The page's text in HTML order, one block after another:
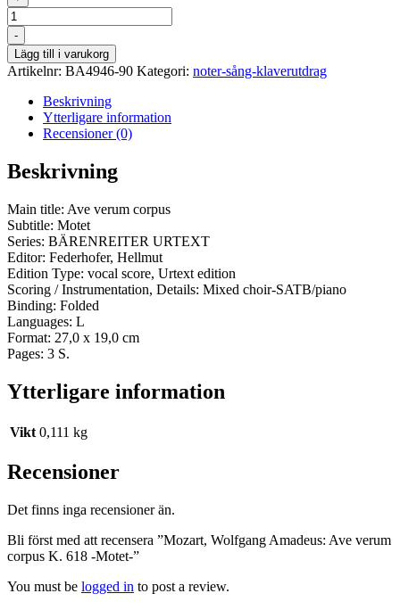
Antal
-
Lägg till i varukorg
Artikelnr: BA4946-90 Kategori: noter-sång-klaverutdrag
Beskrivning
Ytterligare information
Recensioner (0)
Beskrivning
Main title: Ave verum corpus
Subtitle: Motet
Series: BÄRENREITER URTEXT
Editor: Federhofer, Hellmut
Edition Type: vocal score, Urtext edition
Scoring / Instrumentation, Details: Mixed choir-SATB/piano
Binding: Folded
Languages: L
Format: 27,0 x 19,0 cm
Pages: 3 S.
Ytterligare information
Vikt 0,111 kg
Recensioner
Det finns inga recensioner än.
Bli först med att recensera ”Mozart, Wolfgang Amadeus: Ave verum
corpus K. 618 -Motet-”
You must be logged in to post a review.